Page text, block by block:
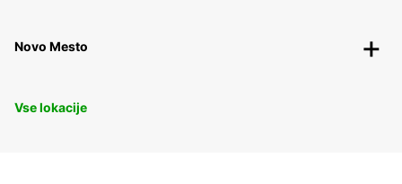
Novo Mesto
Vse lokacije